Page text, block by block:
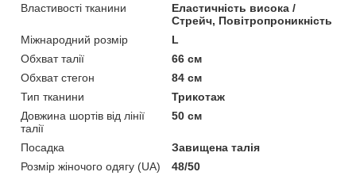
Властивості тканини
Еластичність висока /
Стрейч, Повітропроникність
Міжнародний розмір
L
Обхват талії
66 см
Обхват стегон
84 см
Тип тканини
Трикотаж
Довжина шортів від лінії
талії
50 см
Посадка
Завищена талія
Розмір жіночого одягу (UA)
48/50